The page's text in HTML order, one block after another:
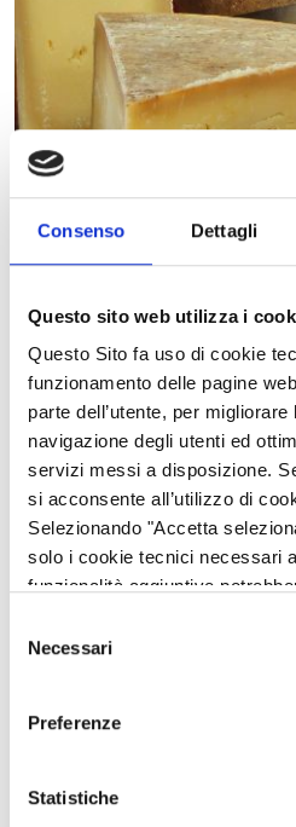
Consenso Dettagli
Questo sito web utilizza i
Questo Sito fa uso di cookie
funzionamento delle pagine
parte dell’utente, per migliorare
navigazione degli utenti ed
servizi messi a disposizione.
si acconsente all’utilizzo di
Selezionando "Accetta
solo i cookie tecnici necessari
funzionalità aggiuntive
delNecessari
Preferenze
Statistiche
La Misura 3: Regimi di qualità dei
finanzia le seguenti Operazioni:
3.1.01 - Sostegno agli agricoltori e
agricoltori che partecipano per la
3..2.01 - Informazione e
AGRICOLTORI E ALLE
QUALITÀ